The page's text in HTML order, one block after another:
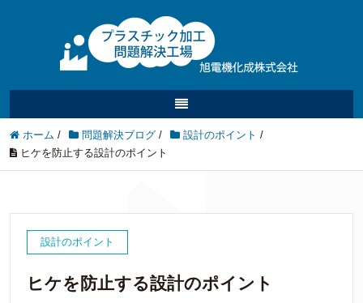
ホーム / 問題解決ブログ / 設計のポイント /
ヒケを防止する設計のポイント
設計のポイント
ヒケを防止する設計のポイント